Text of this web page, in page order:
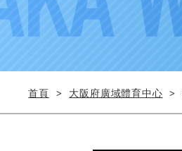
首頁 大阪府廣域體育中心